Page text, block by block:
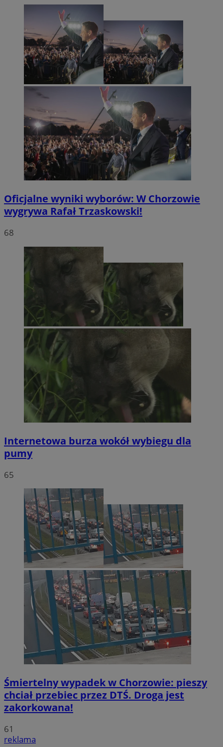
Oficjalne wyniki wyborów: W Chorzowie
wygrywa Rafał Trzaskowski!
68
Internetowa burza wokół wybiegu dla
pumy
65
Śmiertelny wypadek w Chorzowie: pieszy
chciał przebiec przez DTŚ. Droga jest
zakorkowana!
61
reklama